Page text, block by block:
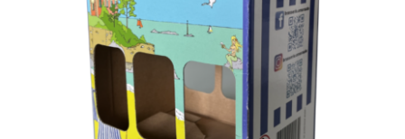
AJOUTER AU PANIER
DÉTAILS